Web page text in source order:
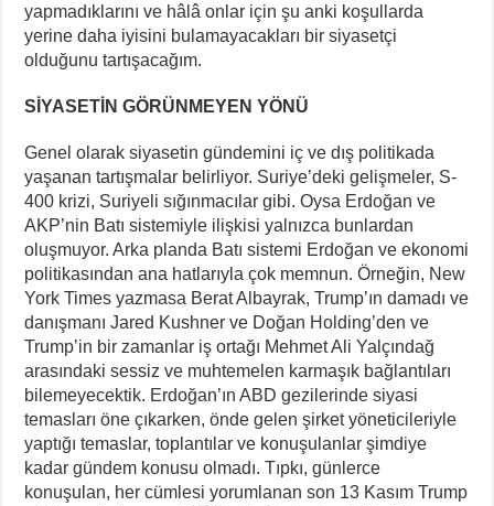
yapmadıklarını ve hâlâ onlar için şu anki koşullarda
yerine daha iyisini bulamayacakları bir siyasetçi
olduğunu tartışacağım.
SİYASETİN GÖRÜNMEYEN YÖNÜ
Genel olarak siyasetin gündemini iç ve dış politikada
yaşanan tartışmalar belirliyor. Suriye’deki gelişmeler, S-
400 krizi, Suriyeli sığınmacılar gibi. Oysa Erdoğan ve
AKP’nin Batı sistemiyle ilişkisi yalnızca bunlardan
oluşmuyor. Arka planda Batı sistemi Erdoğan ve ekonomi
politikasından ana hatlarıyla çok memnun. Örneğin, New
York Times yazmasa Berat Albayrak, Trump’ın damadı ve
danışmanı Jared Kushner ve Doğan Holding’den ve
Trump’in bir zamanlar iş ortağı Mehmet Ali Yalçındağ
arasındaki sessiz ve muhtemelen karmaşık bağlantıları
bilemeyecektik. Erdoğan’ın ABD gezilerinde siyasi
temasları öne çıkarken, önde gelen şirket yöneticileriyle
yaptığı temaslar, toplantılar ve konuşulanlar şimdiye
kadar gündem konusu olmadı. Tıpkı, günlerce
konuşulan, her cümlesi yorumlanan son 13 Kasım Trump